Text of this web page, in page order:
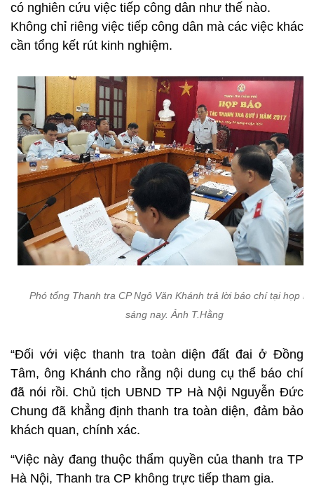
có nghiên cứu việc tiếp công dân như thế nào.
Không chỉ riêng việc tiếp công dân mà các việc khác
cần tổng kết rút kinh nghiệm.
Phó tổng Thanh tra CP Ngô Văn Khánh trả lời báo chí tại họp
sáng nay. Ảnh T.Hằng
“Đối với việc thanh tra toàn diện đất đai ở Đồng
Tâm, ông Khánh cho rằng nội dung cụ thể báo chí
đã nói rồi. Chủ tịch UBND TP Hà Nội Nguyễn Đức
Chung đã khẳng định thanh tra toàn diện, đảm bảo
khách quan, chính xác.
“Việc này đang thuộc thẩm quyền của thanh tra TP
Hà Nội, Thanh tra CP không trực tiếp tham gia.